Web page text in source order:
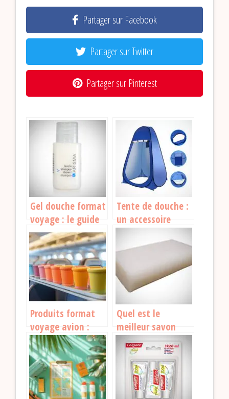
Partager sur Facebook
Partager sur Twitter
Partager sur Pinterest
Gel douche format
voyage : le guide
pour bien choisir
Tente de douche :
un accessoire
le camping en
2026
Produits format
voyage avion :
tout ce que vous
devez savoir avant
de partir
Quel est le
meilleur savon
solide pour
voyager ?